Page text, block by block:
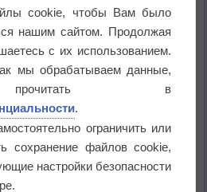
6 августа
Петербурге 6 августа
6 августа
cookie, чтобы Вам было
нашим сайтом. Продолжая
с их использованием.
мы обрабатываем данные,
в
.
ограничить или
сохранение файлов cookie,
настройки безопасности